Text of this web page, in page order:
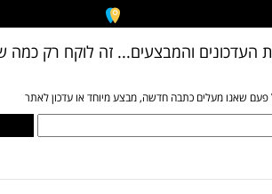
העדכונים והמבצעים... זה לוקח רק כמה
פעם שאנו מעלים כתבה חדשה, מבצע מיוחד או עדכון לאתר